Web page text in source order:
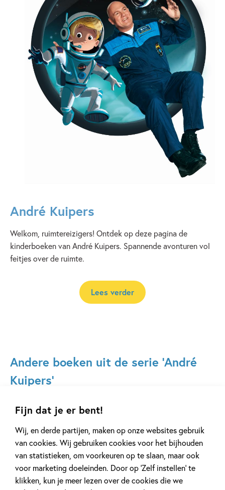
Fijn dat je er bent!
Wij, en derde partijen, maken op onze websites gebruik
van cookies. Wij gebruiken cookies voor het bijhouden
van statistieken, om voorkeuren op te slaan, maar ook
voor marketing doeleinden. Door op ‘Zelf instellen’ te
klikken, kun je meer lezen over de cookies die we
André Kuipers
Welkom, ruimtereizigers! Ontdek op deze pagina de
kinderboeken van André Kuipers. Spannende avonturen vol
feitjes over de ruimte.
Lees verder
Andere boeken uit de serie 'André
Kuipers'
07-10-2026